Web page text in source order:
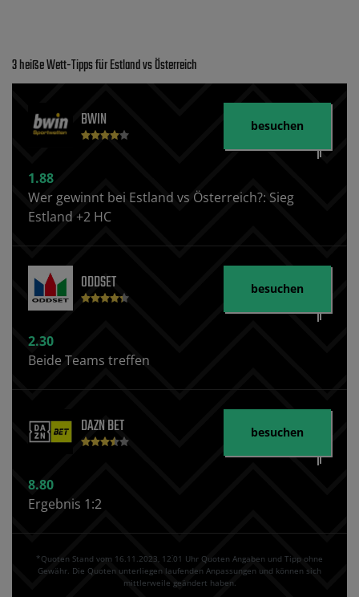
3 heiße Wett-Tipps für Estland vs Österreich
BWIN
1.88
Wer gewinnt bei Estland vs Österreich?: Sieg
Estland +2 HC
besuchen
ODDSET
2.30
Beide Teams treffen
besuchen
DAZN BET
8.80
Ergebnis 1:2
besuchen
*Quoten Stand vom 16.11.2023‚ 12⁚01 Uhr Quoten Angaben und Tipp ohne
Gewähr. Die Quoten unterliegen laufenden Anpassungen und können sich
mittlerweile geändert haben.